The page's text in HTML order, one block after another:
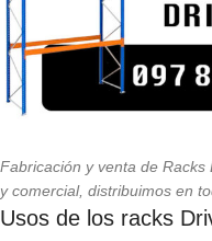
Fabricación y venta de
y comercial, distribuimos en
Usos de los racks